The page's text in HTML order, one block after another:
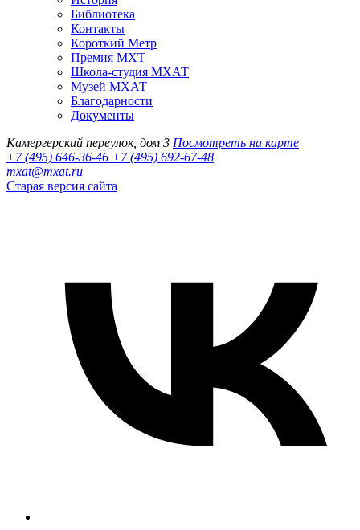
Библиотека
Контакты
Короткий Метр
Премия МХТ
Школа-студия МХАТ
Музей МХАТ
Благодарности
Документы
Камергерский переулок, дом 3 Посмотреть на карте
+7 (495) 646-36-46 +7 (495) 692-67-48‬
mxat@mxat.ru
Старая версия сайта